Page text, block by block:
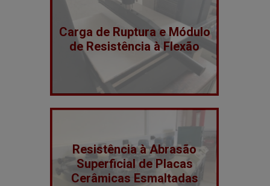
Carga de Ruptura e Módulo
de Resistência à Flexão
Resistência à Abrasão
Superficial de Placas
Cerâmicas Esmaltadas